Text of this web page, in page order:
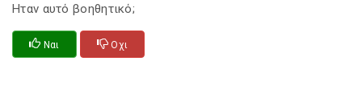
Ηταν αυτό βοηθητικό;
Ναι Οχι